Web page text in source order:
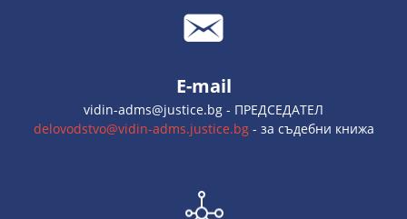
E-mail
vidin-adms@justice.bg - ПРЕДСЕДАТЕЛ
delovodstvo@vidin-adms.justice.bg- за съдебни книжа